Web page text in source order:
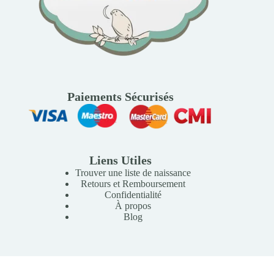
Paiements Sécurisés
Liens Utiles
Trouver une liste de naissance
Retours et Remboursement
Confidentialité
À propos
Blog